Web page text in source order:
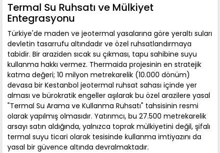
Termal Su Ruhsatı ve Mülkiyet
Entegrasyonu
Türkiye'de maden ve jeotermal yasalarına göre yeraltı suları
devletin tasarrufu altındadır ve özel ruhsatlandırmaya
tabidir. Bir araziden sıcak su çıkması, tapu sahibine suyu
kullanma hakkı vermez. Thermaida projesinin en stratejik
katma değeri; 10 milyon metrekarelik (10.000 dönüm)
devasa bir Kestanbol jeotermal ruhsat sahası içinde yer
alması ve bürokratik engeller aşılarak bu özel arazilere yasal
"Termal Su Arama ve Kullanma Ruhsatı" tahsisinin resmi
olarak yapılmış olmasıdır. Yatırımcı, bu 27.500 metrekarelik
arsayı satın aldığında, yalnızca toprak mülkiyetini değil, şifalı
termal suyu ticari olarak tesisinde kullanma imtiyazını da
yasal bir güvence altında devralmaktadır.